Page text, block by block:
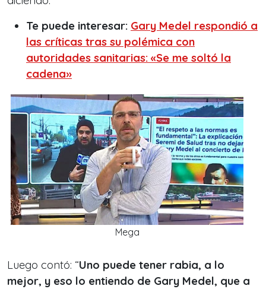
Te puede interesar: Gary Medel respondió a
las críticas tras su polémica con
autoridades sanitarias: «Se me soltó la
cadena»
Mega
Luego contó: “Uno puede tener rabia, a lo
mejor, y eso lo entiendo de Gary Medel, que a